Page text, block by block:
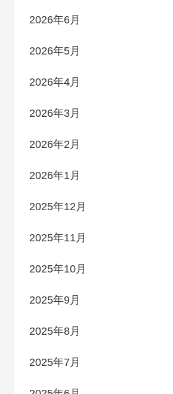
2026年6月
2026年5月
2026年4月
2026年3月
2026年2月
2026年1月
2025年12月
2025年11月
2025年10月
2025年9月
2025年8月
2025年7月